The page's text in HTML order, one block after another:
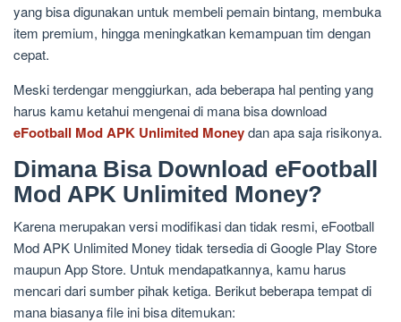
yang bisa digunakan untuk membeli pemain bintang, membuka
item premium, hingga meningkatkan kemampuan tim dengan
cepat.
Meski terdengar menggiurkan, ada beberapa hal penting yang
harus kamu ketahui mengenai di mana bisa download
eFootball Mod APK Unlimited Moneydan apa saja risikonya.
Dimana Bisa Download eFootball
Mod APK Unlimited Money?
Karena merupakan versi modifikasi dan tidak resmi, eFootball
Mod APK Unlimited Money tidak tersedia di Google Play Store
maupun App Store. Untuk mendapatkannya, kamu harus
mencari dari sumber pihak ketiga. Berikut beberapa tempat di
mana biasanya file ini bisa ditemukan: